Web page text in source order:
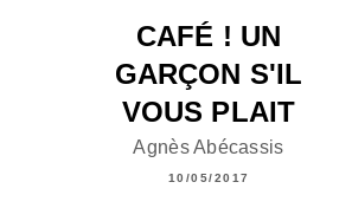
CAFÉ ! UN
GARÇON S'IL
VOUS PLAIT
Agnès Abécassis
10/05/2017